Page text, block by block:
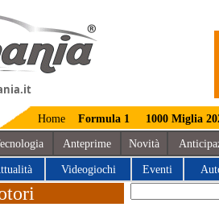
Home Formula 1 1000 Miglia
Anteprime Novità
Videogiochi Eventi